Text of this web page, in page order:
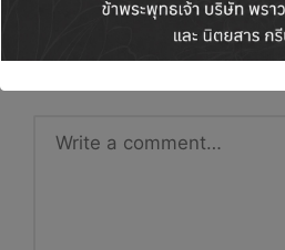
Your email address will